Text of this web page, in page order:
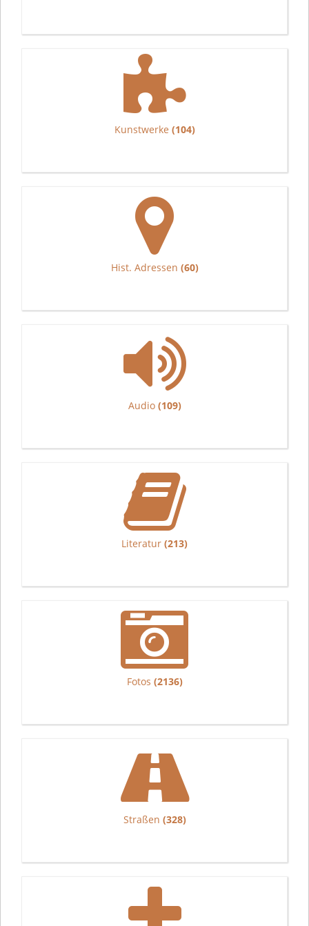
Kunstwerke (104)
Hist. Adressen (60)
Audio (109)
Literatur (213)
Fotos (2136)
Straßen (328)